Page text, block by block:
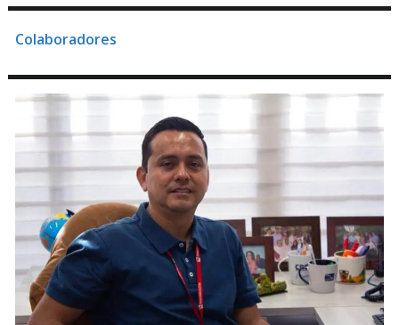
Colaboradores